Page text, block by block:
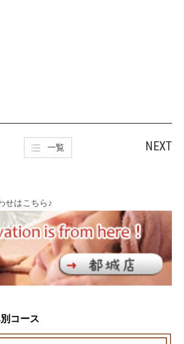
一覧 NEXT
せはこちら♪
コース